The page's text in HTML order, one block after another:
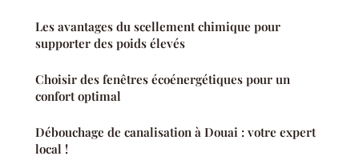
Les avantages du scellement chimique pour
supporter des poids élevés
Choisir des fenêtres écoénergétiques pour un
confort optimal
Débouchage de canalisation à Douai : votre expert
local !